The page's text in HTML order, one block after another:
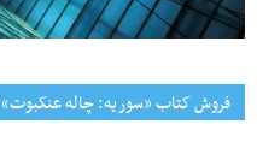
فروش کتاب «سوریه: چاله عنکبوت»